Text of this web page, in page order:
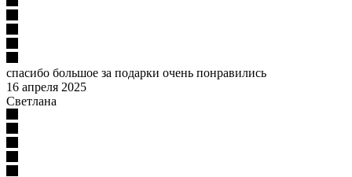
спасибо большое за подарки очень понравились
16 апреля 2025
Светлана